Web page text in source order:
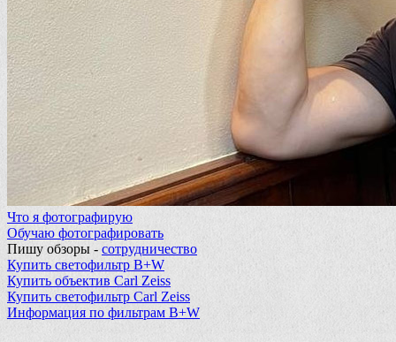
Что я фотографирую
Обучаю фотографировать
Пишу обзоры - сотрудничество
Купить светофильтр B+W
Купить объектив Carl Zeiss
Купить светофильтр Carl Zeiss
Информация по фильтрам B+W